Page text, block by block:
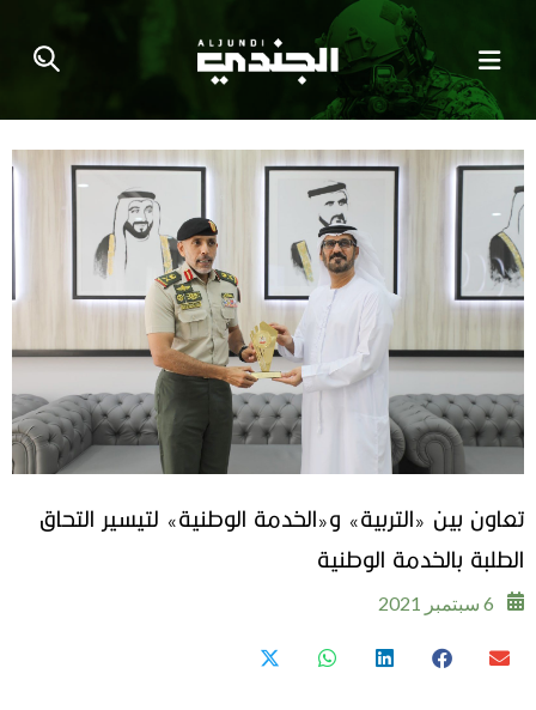
تعاون بين «التربية» و«الخدمة الوطنية» لتيسير التحاق
الطلبة بالخدمة الوطنية
6 سبتمبر 2021